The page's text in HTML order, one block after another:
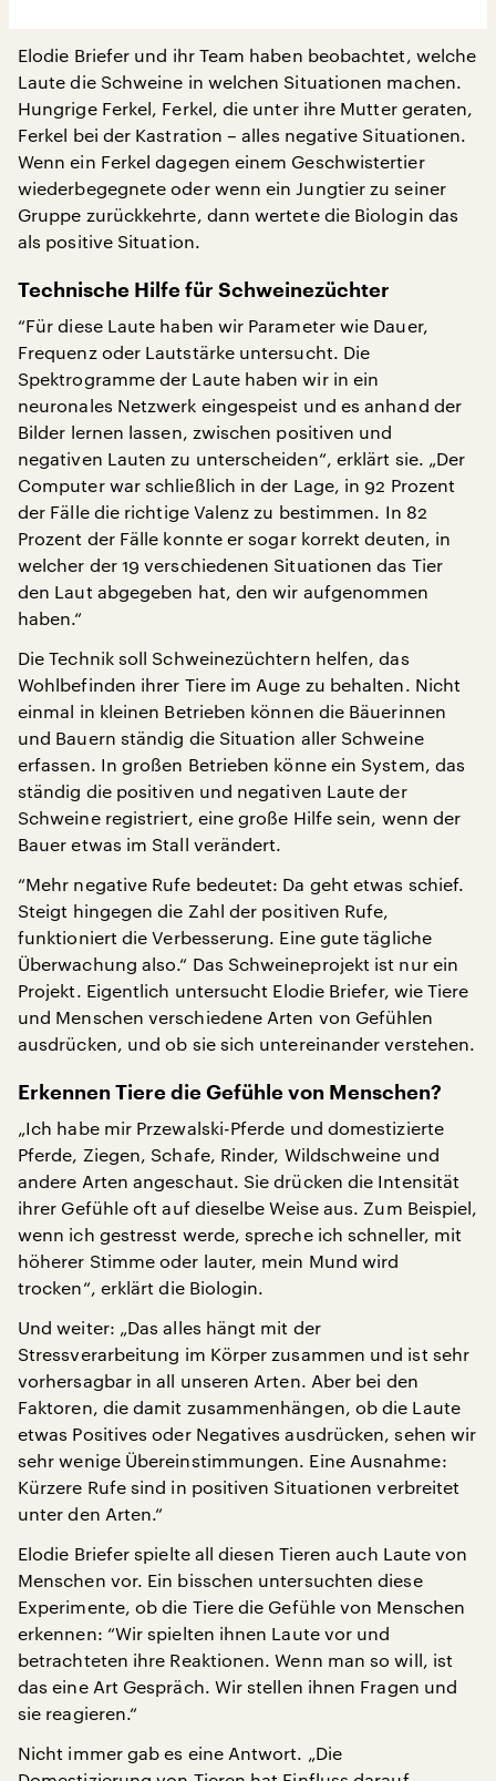
Elodie Briefer und ihr Team haben beobachtet, welche
Laute die Schweine in welchen Situationen machen.
Hungrige Ferkel, Ferkel, die unter ihre Mutter geraten,
Ferkel bei der Kastration – alles negative Situationen.
Wenn ein Ferkel dagegen einem Geschwistertier
wiederbegegnete oder wenn ein Jungtier zu seiner
Gruppe zurückkehrte, dann wertete die Biologin das
als positive Situation.
Technische Hilfe für Schweinezüchter
“Für diese Laute haben wir Parameter wie Dauer,
Frequenz oder Lautstärke untersucht. Die
Spektrogramme der Laute haben wir in ein
neuronales Netzwerk eingespeist und es anhand der
Bilder lernen lassen, zwischen positiven und
negativen Lauten zu unterscheiden“, erklärt sie. „Der
Computer war schließlich in der Lage, in 92 Prozent
der Fälle die richtige Valenz zu bestimmen. In 82
Prozent der Fälle konnte er sogar korrekt deuten, in
welcher der 19 verschiedenen Situationen das Tier
den Laut abgegeben hat, den wir aufgenommen
haben.“
Die Technik soll Schweinezüchtern helfen, das
Wohlbefinden ihrer Tiere im Auge zu behalten. Nicht
einmal in kleinen Betrieben können die Bäuerinnen
und Bauern ständig die Situation aller Schweine
erfassen. In großen Betrieben könne ein System, das
ständig die positiven und negativen Laute der
Schweine registriert, eine große Hilfe sein, wenn der
Bauer etwas im Stall verändert.
“Mehr negative Rufe bedeutet: Da geht etwas schief.
Steigt hingegen die Zahl der positiven Rufe,
funktioniert die Verbesserung. Eine gute tägliche
Überwachung also.“ Das Schweineprojekt ist nur ein
Projekt. Eigentlich untersucht Elodie Briefer, wie Tiere
und Menschen verschiedene Arten von Gefühlen
ausdrücken, und ob sie sich untereinander verstehen.
Erkennen Tiere die Gefühle von Menschen?
„Ich habe mir Przewalski-Pferde und domestizierte
Pferde, Ziegen, Schafe, Rinder, Wildschweine und
andere Arten angeschaut. Sie drücken die Intensität
ihrer Gefühle oft auf dieselbe Weise aus. Zum Beispiel,
wenn ich gestresst werde, spreche ich schneller, mit
höherer Stimme oder lauter, mein Mund wird
trocken“, erklärt die Biologin.
Und weiter: „Das alles hängt mit der
Stressverarbeitung im Körper zusammen und ist sehr
vorhersagbar in all unseren Arten. Aber bei den
Faktoren, die damit zusammenhängen, ob die Laute
etwas Positives oder Negatives ausdrücken, sehen wir
sehr wenige Übereinstimmungen. Eine Ausnahme:
Kürzere Rufe sind in positiven Situationen verbreitet
unter den Arten.“
Elodie Briefer spielte all diesen Tieren auch Laute von
Menschen vor. Ein bisschen untersuchten diese
Experimente, ob die Tiere die Gefühle von Menschen
erkennen: “Wir spielten ihnen Laute vor und
betrachteten ihre Reaktionen. Wenn man so will, ist
das eine Art Gespräch. Wir stellen ihnen Fragen und
sie reagieren.“
Nicht immer gab es eine Antwort. „Die